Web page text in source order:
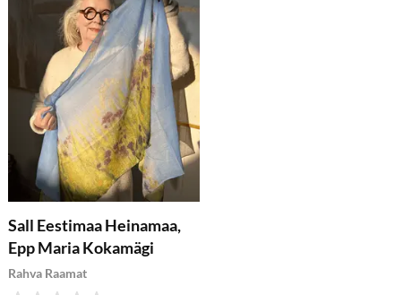
Sall Eestimaa Heinamaa,
Epp Maria Kokamägi
Rahva Raamat
Lisa ostukorvi